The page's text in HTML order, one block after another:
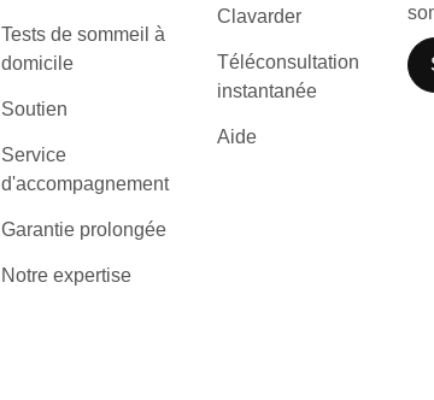
Tests de sommeil à
domicile
Soutien
Service
d'accompagnement
Garantie prolongée
Notre expertise
Clavarder
Téléconsultation
instantanée
Aide